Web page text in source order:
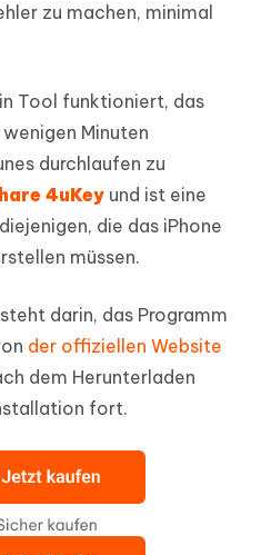
zu machen, minimal
Tool funktioniert, das
Minuten
durchlaufen zu
4uKey und ist eine
die das iPhone
müssen.
darin, das Programm
der offiziellen Website
dem Herunterladen
fort.